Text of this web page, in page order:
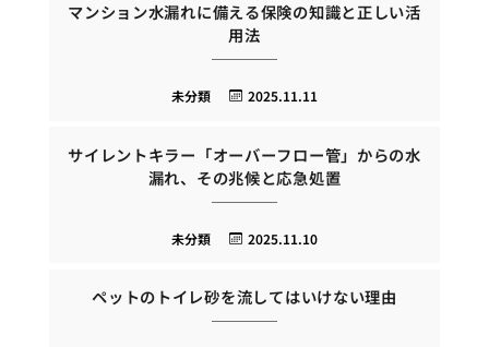
マンション水漏れに備える保険の知識と正しい活
用法
2025.11.11
未分類
サイレントキラー「オーバーフロー管」からの水
漏れ、その兆候と応急処置
2025.11.10
未分類
ペットのトイレ砂を流してはいけない理由